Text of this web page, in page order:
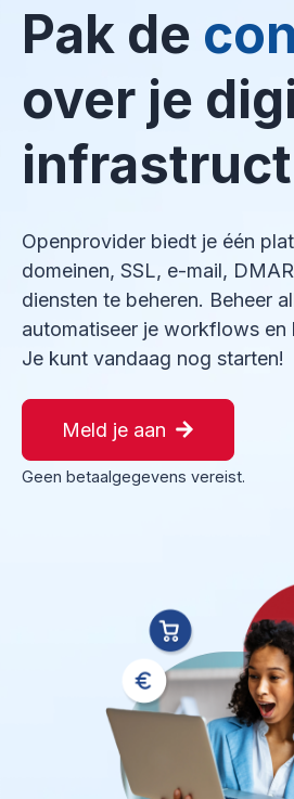
Pak de
over je
Openprovider biedt je één
domeinen, SSL, e-mail,
diensten te beheren. Beheer
automatiseer je workflows en
Je kunt vandaag nog starten!
Meld je aan
Geen betaalgegevens vereist.